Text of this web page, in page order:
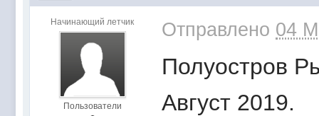
Начинающий летчик
Пользователи
Отправлено 04
Полуостров
Август 2019.